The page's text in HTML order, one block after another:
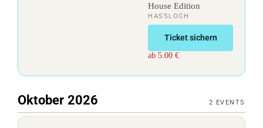
House Edition
HASSLOCH
Ticket sichern
ab 5.00 €
Oktober 2026 2 EVENTS